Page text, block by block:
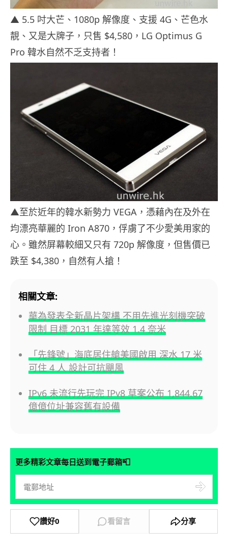
▲ 5.5 吋大芒、1080p 解像度、支援 4G、芒色水
靚、又是大牌子，只售 $4,580，LG Optimus G
Pro 韓水自然不乏支持者！
▲至於近年的韓水新勢力 VEGA，憑藉內在及外在
均漂亮華麗的 Iron A870，俘虜了不少愛美用家的
心。雖然屏幕較細又只有 720p 解像度，但售價已
跌至 $4,380，自然有人搶！
相關文章:
華為發表全新晶片架構 不用先進光刻機突破
限制 目標 2031 年達等效 1.4 奈米
「先鋒號」海底居住艙美國啟用 深水 17 米
可住 4 人 設計可抗颶風
IPv6 未流行先玩完 IPv8 草案公布 1,844.67
億億位址兼容舊有設備
更多精彩文章每日送到電子郵箱📮
讚好0 看留言 分享